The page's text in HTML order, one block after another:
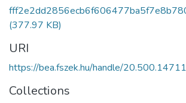
(377.97 KB)
URI
https://bea.fszek.hu/handle/
Collections